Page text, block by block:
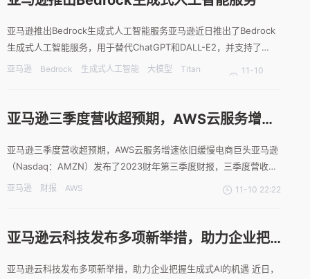
亚马逊推出Bedrock生成式人工智能服务亚马逊近日推出了Bedrock
生成式人工智能服务，用于替代ChatGPT和DALL-E2，并支持了
Titan大模型。该服务支持的初始基础模型集还包括来自AI21、
亚马逊 Bedrock 生成式人工智能 大模型
Titan
11-10
亚马逊三季度营收超预期，AWS云服务增速
亚马逊三季度营收超预期，AWS云服务增速依旧缓慢电商巨头亚马逊
（Nasdaq：AMZN）发布了2023财年第三季度财报，三季度营收同
比增长13%至1430.83亿美元，高于市场预期的1416亿美元；净利润
亚马逊 财报 AWS 11-10 22:22
亚马逊云科技发布多项新举措，助力企业把
亚马逊云科技发布多项新举措，助力企业把握生成式AI的机遇 近日，